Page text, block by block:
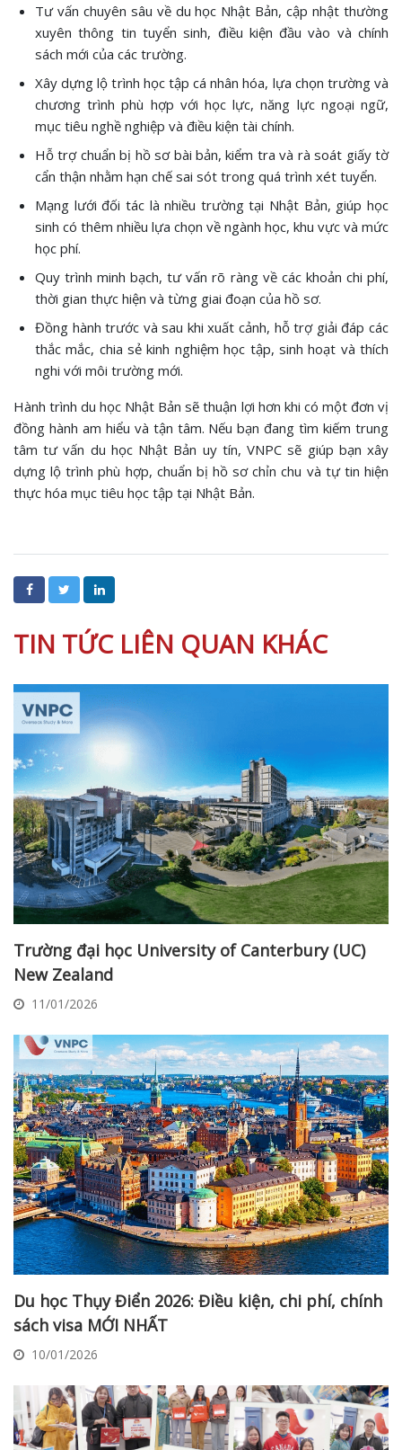
Tư vấn chuyên sâu về du học Nhật Bản, cập nhật thường
xuyên thông tin tuyển sinh, điều kiện đầu vào và chính
sách mới của các trường.
Xây dựng lộ trình học tập cá nhân hóa, lựa chọn trường và
chương trình phù hợp với học lực, năng lực ngoại ngữ,
mục tiêu nghề nghiệp và điều kiện tài chính.
Hỗ trợ chuẩn bị hồ sơ bài bản, kiểm tra và rà soát giấy tờ
cẩn thận nhằm hạn chế sai sót trong quá trình xét tuyển.
Mạng lưới đối tác là nhiều trường tại Nhật Bản, giúp học
sinh có thêm nhiều lựa chọn về ngành học, khu vực và mức
học phí.
Quy trình minh bạch, tư vấn rõ ràng về các khoản chi phí,
thời gian thực hiện và từng giai đoạn của hồ sơ.
Đồng hành trước và sau khi xuất cảnh, hỗ trợ giải đáp các
thắc mắc, chia sẻ kinh nghiệm học tập, sinh hoạt và thích
nghi với môi trường mới.
Hành trình du học Nhật Bản sẽ thuận lợi hơn khi có một đơn vị
đồng hành am hiểu và tận tâm. Nếu bạn đang tìm kiếm trung
tâm tư vấn du học Nhật Bản uy tín, VNPC sẽ giúp bạn xây
dựng lộ trình phù hợp, chuẩn bị hồ sơ chỉn chu và tự tin hiện
thực hóa mục tiêu học tập tại Nhật Bản.
TIN TỨC LIÊN QUAN KHÁC
Trường đại học University of Canterbury (UC)
New Zealand
11/01/2026
Du học Thụy Điển 2026: Điều kiện, chi phí, chính
sách visa MỚI NHẤT
10/01/2026